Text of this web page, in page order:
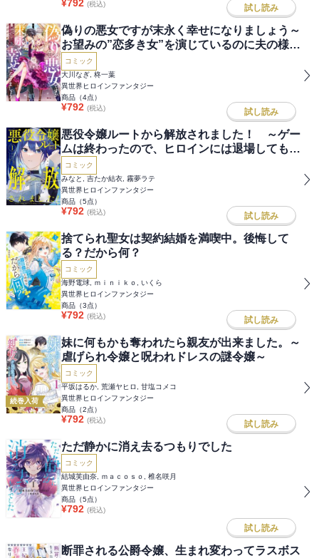
¥792 (税込) 試し読み
偽りの悪女ですが末永く幸せになりましょう～
お望みの”恋多き女”を演じているのに夫の様子
がおかしい～
コミック
大川なぎ, 柊一葉
異世界ヒロインファンタジー
商品（4点）
¥792 (税込) 試し読み
悪役令嬢ルートから解放されました！ ～ゲー
ムは終わったので、ヒロインには退場してもら
いましょうか～
コミック
みなと, 吉たか結衣, 霧夢ラテ
異世界ヒロインファンタジー
商品（5点）
¥792 (税込) 試し読み
捨てられ聖女は契約結婚を満喫中。後悔して
る？だから何？
コミック
海野電球, ｍｉｎｉｋｏ, いくら
異世界ヒロインファンタジー
商品（3点）
¥792 (税込) 試し読み
続巻入荷
妹に何もかも奪われたら親友が出来ました。～
虐げられ令嬢と呪われドレスの謎令嬢～
コミック
平坂はるか, 荒瀬ヤヒロ, 甘塩コメコ
異世界ヒロインファンタジー
商品（2点）
¥792 (税込) 試し読み
ただ静かに消え去るつもりでした
コミック
結城芙由奈, ｍａｃｏｓｏ, 椎名咲月
異世界ヒロインファンタジー
商品（5点）
¥792 (税込)
試し読み
断罪される公爵令嬢、生まれ変わってラスボス